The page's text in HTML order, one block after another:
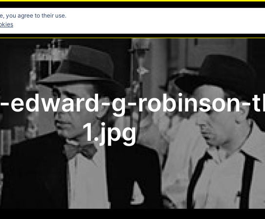
Directores
edward-g-robinson-
1.jpg
you agree to their use.